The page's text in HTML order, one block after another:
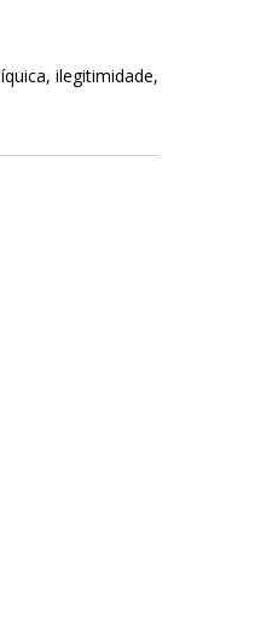
ilegitimidade,